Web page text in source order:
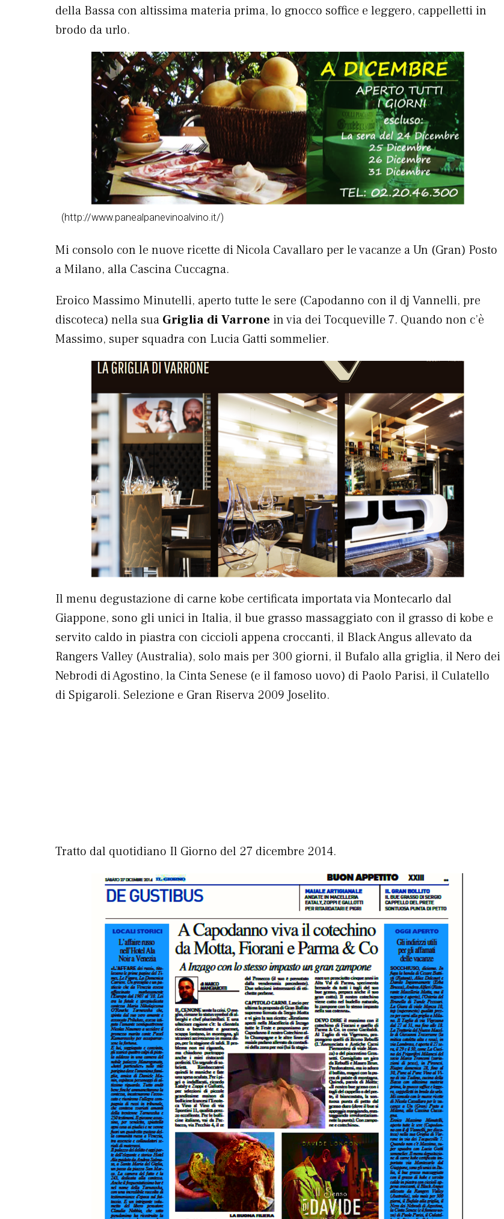
della Bassa con altissima materia prima, lo gnocco soffice e leggero, cappelletti in
brodo da urlo.
(http://www.panealpanevinoalvino.it/)
Mi consolo con le nuove ricette di Nicola Cavallaro per le vacanze a Un (Gran) Posto
a Milano, alla Cascina Cuccagna.
Eroico Massimo Minutelli, aperto tutte le sere (Capodanno con il dj Vannelli, pre
discoteca) nella sua Griglia di Varrone in via dei Tocqueville 7. Quando non c’è
Massimo, super squadra con Lucia Gatti sommelier.
Il menu degustazione di carne kobe certificata importata via Montecarlo dal
Giappone, sono gli unici in Italia, il bue grasso massaggiato con il grasso di kobe e
servito caldo in piastra con ciccioli appena croccanti, il Black Angus allevato da
Rangers Valley (Australia), solo mais per 300 giorni, il Bufalo alla griglia, il Nero dei
Nebrodi di Agostino, la Cinta Senese (e il famoso uovo) di Paolo Parisi, il Culatello
di Spigaroli. Selezione e Gran Riserva 2009 Joselito.
Tratto dal quotidiano Il Giorno del 27 dicembre 2014.